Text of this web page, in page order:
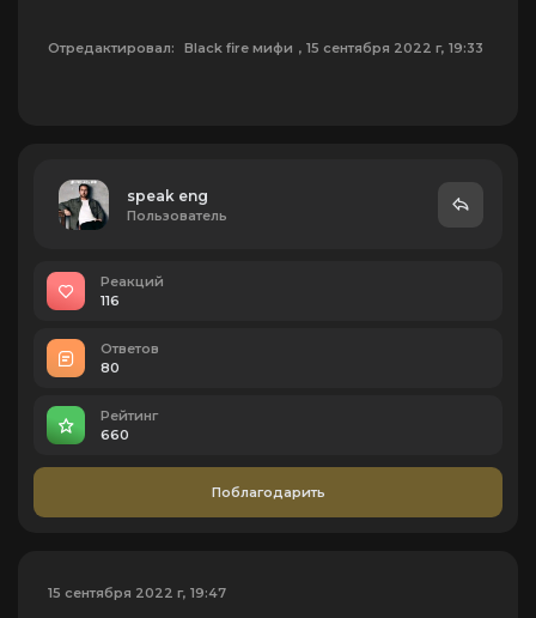
Отредактировал: Black fire мифи , 15 сентября 2022 г, 19:33
speak eng
Пользователь
Реакций
116
Ответов
80
Рейтинг
660
Поблагодарить
15 сентября 2022 г, 19:47